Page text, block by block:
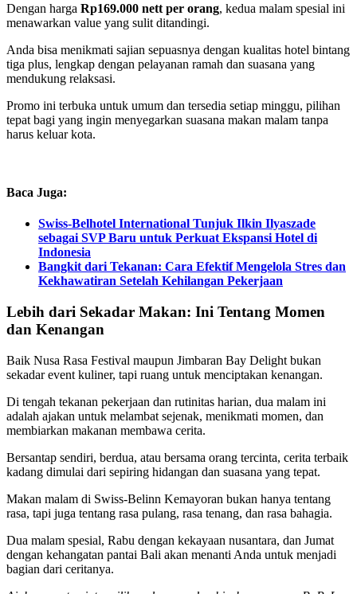
Dengan harga Rp169.000 nett per orang, kedua malam spesial ini
menawarkan value yang sulit ditandingi.
Anda bisa menikmati sajian sepuasnya dengan kualitas hotel bintang
tiga plus, lengkap dengan pelayanan ramah dan suasana yang
mendukung relaksasi.
Promo ini terbuka untuk umum dan tersedia setiap minggu, pilihan
tepat bagi yang ingin menyegarkan suasana makan malam tanpa
harus keluar kota.
Baca Juga:
Swiss-Belhotel International Tunjuk Ilkin Ilyaszade
sebagai SVP Baru untuk Perkuat Ekspansi Hotel di
Indonesia
Bangkit dari Tekanan: Cara Efektif Mengelola Stres dan
Kekhawatiran Setelah Kehilangan Pekerjaan
Lebih dari Sekadar Makan: Ini Tentang Momen
dan Kenangan
Baik Nusa Rasa Festival maupun Jimbaran Bay Delight bukan
sekadar event kuliner, tapi ruang untuk menciptakan kenangan.
Di tengah tekanan pekerjaan dan rutinitas harian, dua malam ini
adalah ajakan untuk melambat sejenak, menikmati momen, dan
membiarkan makanan membawa cerita.
Bersantap sendiri, berdua, atau bersama orang tercinta, cerita terbaik
kadang dimulai dari sepiring hidangan dan suasana yang tepat.
Makan malam di Swiss-Belinn Kemayoran bukan hanya tentang
rasa, tapi juga tentang rasa pulang, rasa tenang, dan rasa bahagia.
Dua malam spesial, Rabu dengan kekayaan nusantara, dan Jumat
dengan kehangatan pantai Bali akan menanti Anda untuk menjadi
bagian dari ceritanya.